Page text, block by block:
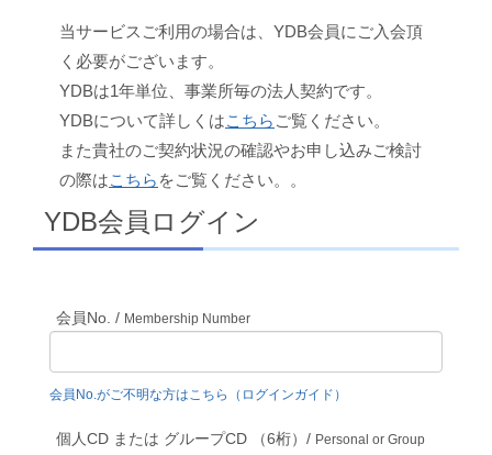
当サービスご利用の場合は、YDB会員にご入会頂
く必要がございます。
YDBは1年単位、事業所毎の法人契約です。
YDBについて詳しくはこちら ご覧ください。
また貴社のご契約状況の確認やお申し込みご検討
の際はこちら をご覧ください。。
YDB会員ログイン
会員No. / Membership Number
会員No.がご不明な方はこちら（ログインガイド）
個人CD または グループCD （6桁）/ Personal or Group